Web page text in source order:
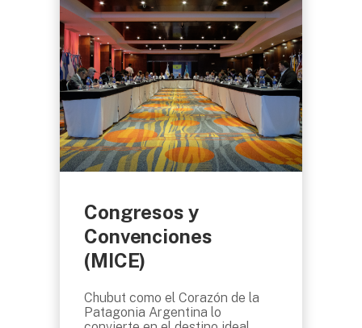
Congresos y
Convenciones
(MICE)
Chubut como el Corazón de la
Patagonia Argentina lo